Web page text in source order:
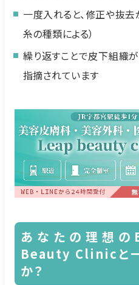
一度入れると、修正や抜
糸の種類による）
繰り返すことで皮下組織
指摘されています
あなたの理想の
Beauty Clinicと
か？